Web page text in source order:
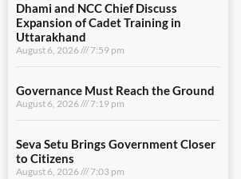
Dhami and NCC Chief Discuss
Expansion of Cadet Training in
Uttarakhand
August 6, 2026 7:59 pm
Governance Must Reach the Ground
August 6, 2026 7:19 pm
Seva Setu Brings Government Closer
to Citizens
August 6, 2026 7:03 pm